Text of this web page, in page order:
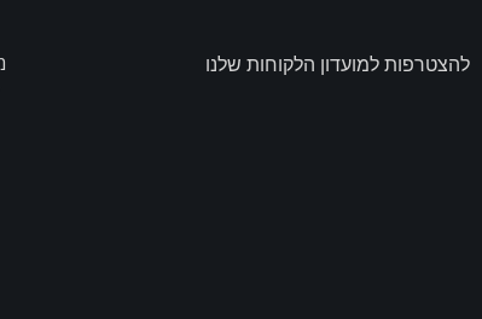
להצטרפות למועדון הלקוחות שלנו